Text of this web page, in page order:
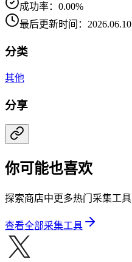
成功率：0.00%
最后更新时间：2026.06.10
分类
其他
分享
你可能也喜欢
探索商店中更多热门采集工具
查看全部采集工具